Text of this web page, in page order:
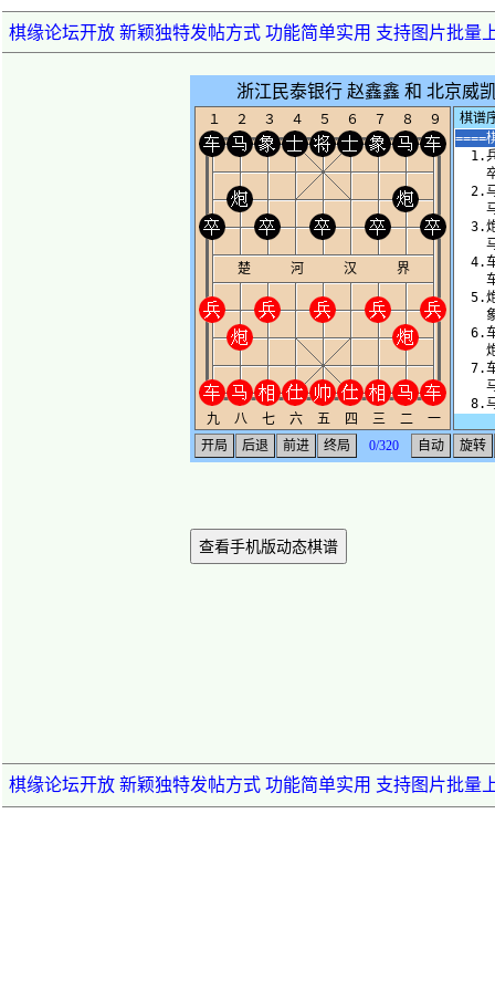
棋缘论坛开放 新颖独特发帖方式 功能简单实用 支持图片批量
查看手机版动态棋谱
棋缘论坛开放 新颖独特发帖方式 功能简单实用 支持图片批量